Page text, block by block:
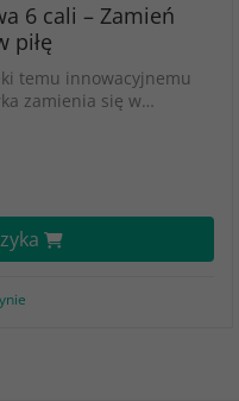
6 cali – Zamień
piłę
temu innowacyjnemu
zamienia się w…